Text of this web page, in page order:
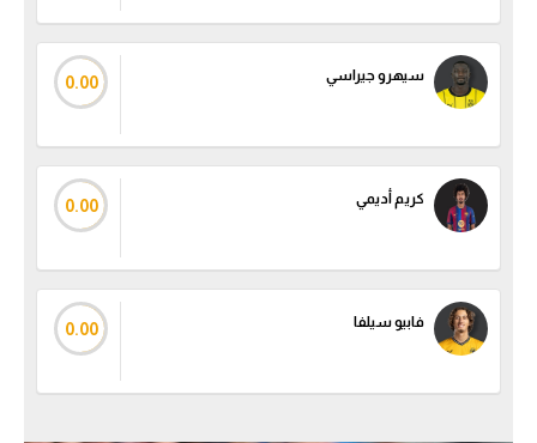
سيهرو جيراسي 0.00
كريم أديمي 0.00
فابيو سيلفا 0.00